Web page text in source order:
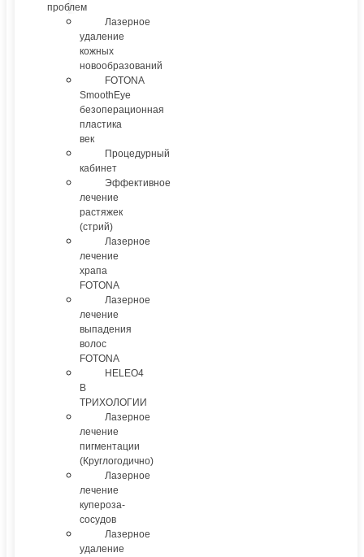
проблем
Лазерное
удаление
кожных
новообразований
FOTONA
SmoothEye
безоперационная
пластика
век
Процедурный
кабинет
Эффективное
лечение
растяжек
(стрий)
Лазерное
лечение
храпа
FOTONA
Лазерное
лечение
выпадения
волос
FOTONA
HELEO4
В
ТРИХОЛОГИИ
Лазерное
лечение
пигментации
(Круглогодично)
Лазерное
лечение
купероза-
сосудов
Лазерное
удаление